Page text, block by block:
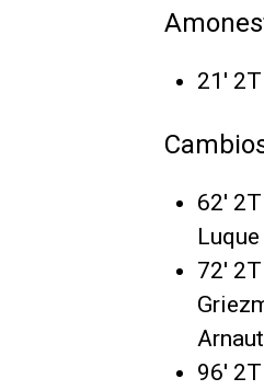
21'
62'
Luque
72'
96'